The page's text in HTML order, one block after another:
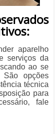
aparelho
serviços da
ao se
opções
técnica
para
fale